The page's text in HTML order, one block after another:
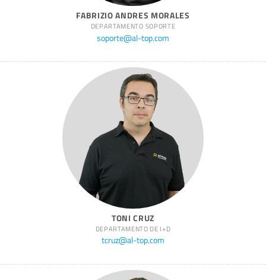
FABRIZIO ANDRES MORALES
DEPARTAMENTO SOPORTE
soporte@al-top.com
TONI CRUZ
DEPARTAMENTO DE I+D
tcruz@al-top.com